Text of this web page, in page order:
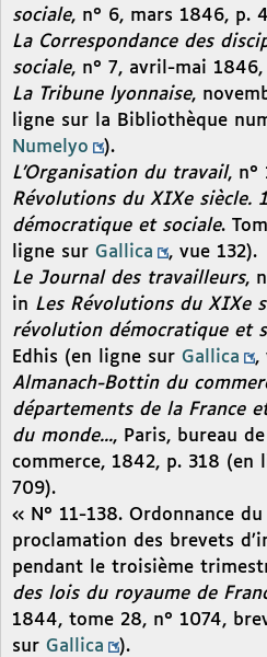
sociale, n° 6, mars 1846, p.
La Correspondance des
sociale, n° 7, avril-mai 1846,
La Tribune lyonnaise,
ligne sur la Bibliothèque
Numelyo
).
L’Organisation du travail, n°
Révolutions du XIXe siècle.
démocratique et sociale.
ligne sur Gallica
, vue 132).
Le Journal des travailleurs,
in Les Révolutions du XIXe
révolution démocratique et
Edhis (en ligne sur Gallica
,
Almanach-Bottin du
départements de la France
du monde..., Paris, bureau
commerce, 1842, p. 318 (en
709).
« N° 11-138. Ordonnance
proclamation des brevets
pendant le troisième
des lois du royaume de
1844, tome 28, n° 1074,
sur Gallica
).